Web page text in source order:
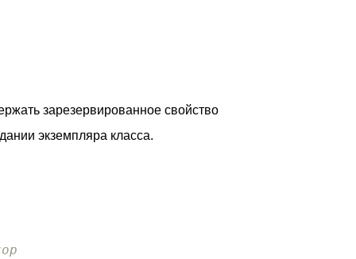
зарезервированное свойство
экземпляра класса.